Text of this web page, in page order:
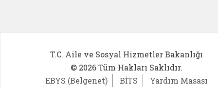
T.C. Aile ve Sosyal Hizmetler Bakanlığı
© 2026 Tüm Hakları Saklıdır.
EBYS (Belgenet)
BİTS Yardım Masası